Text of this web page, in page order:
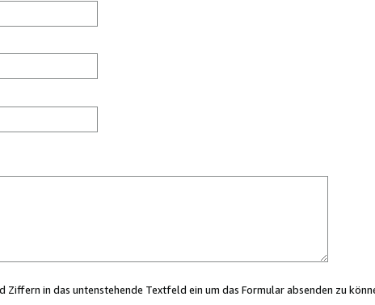
in das untenstehende Textfeld ein um das Formular absenden zu